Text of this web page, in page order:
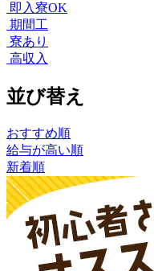
即入寮OK
期間工
寮あり
高収入
並び替え
おすすめ順
給与が高い順
新着順